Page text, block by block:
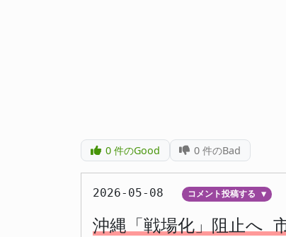
0件のGood 0 件のBad
2026-05-08 コメント投稿する ▼
沖縄「戦場化」阻止へ